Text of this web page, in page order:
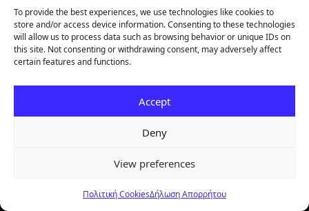
To provide the best experiences, we use technologies like cookies to
store and/or access device information. Consenting to these technologies
will allow us to process data such as browsing behavior or unique IDs on
this site. Not consenting or withdrawing consent, may adversely affect
certain features and functions.
Accept
Deny
View preferences
Πολιτική CookiesΔήλωση Απορρήτου
Το OASM έρχεται μεανασφαλείς προεπιλογές
χάριν ευκολίας. Πριν το εκθέσετε οπουδήποτε
πέρα από τοlocalhost, περάστευποχρεωτικά
τα κλειδιά με τιμή
τα credentials του Rustfs/Redis.
☐ Καταργήστε το
χρησιμοποιήστε πραγματικά credentials βάσης και
Ζητήστε δωρεάν αξιολόγηση